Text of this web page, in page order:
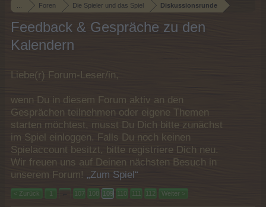
Foren Die Spieler und das Spiel Diskussionsrunde
Feedback & Gespräche zu den
Kalendern
Liebe(r) Forum-Leser/in,
wenn Du in diesem Forum aktiv an den
Gesprächen teilnehmen oder eigene Themen
starten möchtest, musst Du Dich bitte zunächst
im Spiel einloggen. Falls Du noch keinen
Spielaccount besitzt, bitte registriere Dich neu.
Wir freuen uns auf Deinen nächsten Besuch in
unserem Forum! „Zum Spiel“
< Zurück 1 ← 107 108 109 110 111 112 Weiter >